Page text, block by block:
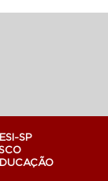
SP